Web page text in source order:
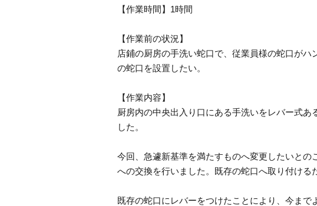
【作業時間】1時間
【作業前の状況】
店鋪の厨房の手洗い蛇口で、従業員様の蛇口が
の蛇口を設置したい。
【作業内容】
厨房内の中央出入り口にある手洗いをレバー式
した。
今回、急遽新基準を満たすものへ変更したいと
への交換を行いました。既存の蛇口へ取り付ける
既存の蛇口にレバーをつけたことにより、今ま